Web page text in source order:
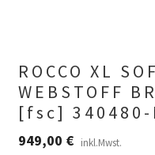
ROCCO XL
WEBSTOFF
[fsc] 340480-
949,00 € inkl.Mwst.